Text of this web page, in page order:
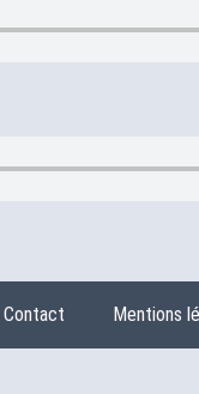
Contact Mentions